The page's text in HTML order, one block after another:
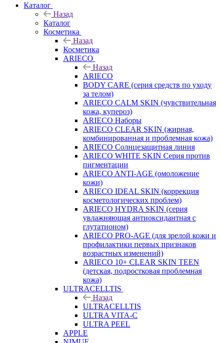
Каталог
Назад
Каталог
Косметика
Назад
Косметика
ARIECO
Назад
ARIECO
BODY CARE (серия средств по уходу
за телом)
ARIECO CALM SKIN (чувствительная
кожа, купероз)
ARIECO Наборы
ARIECO CLEAR SKIN (жирная,
комбинированная и проблемная кожа)
ARIECO Солнцезащитная линия
ARIECO WHITE SKIN Серия против
пигментации
ARIECO ANTI-AGE (омоложение
кожи)
ARIECO IDEAL SKIN (коррекция
косметологических проблем)
ARIECO HYDRA SKIN (серия
увлажняющая антиоксидантная с
глутатионом)
ARIECO PRO-AGE (для зрелой кожи и
профилактики первых признаков
возрастных изменений)
ARIECO 10+ CLEAR SKIN TEEN
(детская, подростковая проблемная
кожа)
ULTRACELLTIS
Назад
ULTRACELLTIS
ULTRA VITA-C
ULTRA PEEL
APPLE